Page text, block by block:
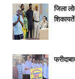
जिला
शिकायतें